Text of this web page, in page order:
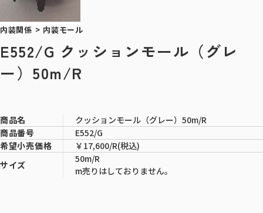
内装関係 > 内装モール
E552/G クッションモール（グレ
ー）50m/R
商品名
クッションモール（グレー）50m/R
商品番号
E552/G
希望小売価格
￥17,600/R(税込)
サイズ
50m/R
m売りはしておりません。